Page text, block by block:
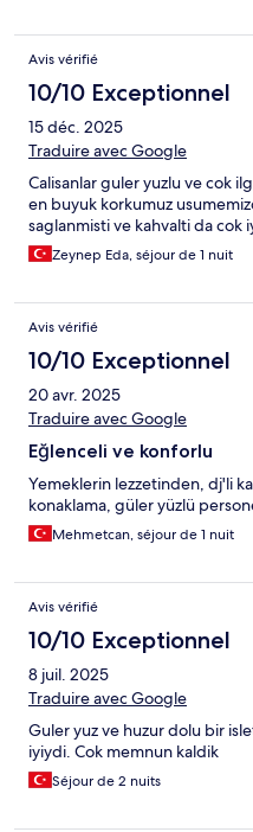
Avis vérifié
10/10 Exceptionnel
15 déc. 2025
Traduire avec Google
Calisanlar guler yuzlu ve cok
en buyuk korkumuz
saglanmisti ve kahvalti da cok
Zeynep Eda, séjour de 1 nuit
Avis vérifié
10/10 Exceptionnel
20 avr. 2025
Traduire avec Google
Eğlenceli ve konforlu
Yemeklerin lezzetinden, dj'li
konaklama, güler yüzlü
Mehmetcan, séjour de 1 nuit
Avis vérifié
10/10 Exceptionnel
8 juil. 2025
Traduire avec Google
Guler yuz ve huzur dolu bir
iyiydi. Cok memnun kaldik
Séjour de 2 nuits